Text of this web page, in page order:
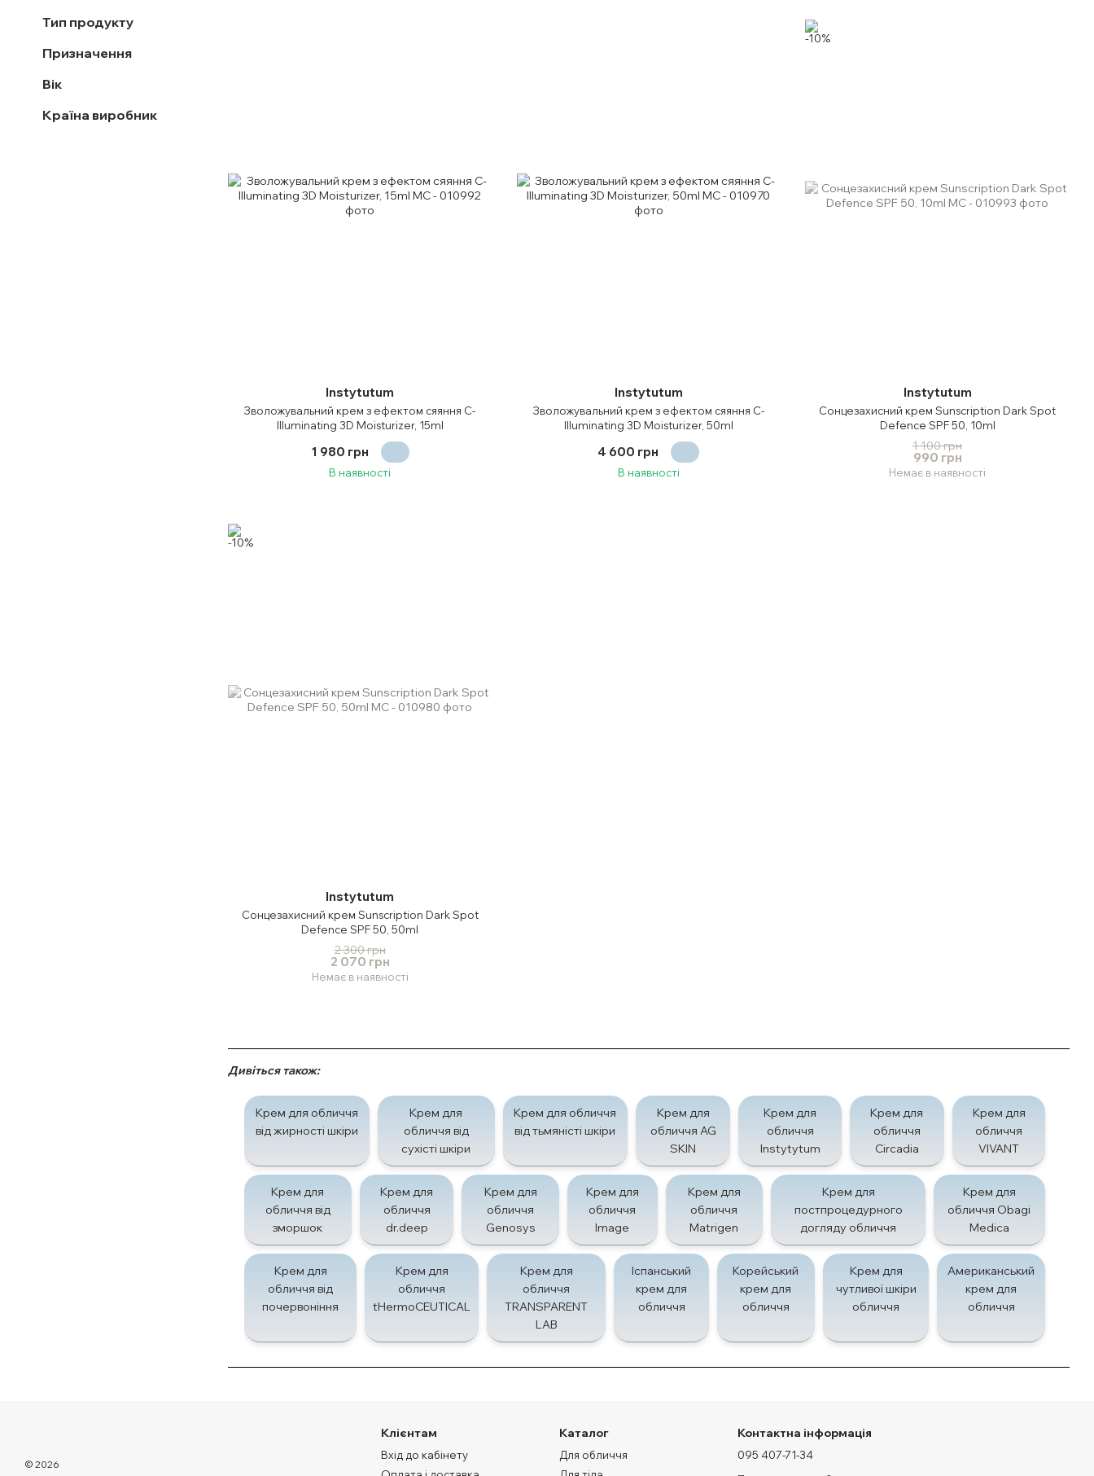
Дивіться також:
Крем для обличчя
від жирності шкіри
Крем для
обличчя від
сухісті шкіри
Крем для обличчя
від тьмяністі шкіри
Крем для
обличчя AG
SKIN
Крем для
обличчя
Instytytum
Крем для
обличчя
Circadia
Крем для
обличчя
VIVANT
Крем для
обличчя від
зморшок
Крем для
обличчя
dr.deep
Крем для
обличчя
Genosys
Крем для
обличчя
Image
Крем для
обличчя
Matrigen
Крем для
постпроцедурного
догляду обличчя
Крем для
обличчя Obagi
Medica
Крем для
обличчя від
почервоніння
Крем для
обличчя
tHermoCEUTICAL
Крем для
обличчя
TRANSPARENT
LAB
Іспанський
крем для
обличчя
Корейський
крем для
обличчя
Крем для
чутливої шкіри
обличчя
Американський
крем для
обличчя
Instytutum
Зволожувальний крем з ефектом сяяння C-
Illuminating 3D Moisturizer, 15ml
1 980 грн
В наявності
Instytutum
Зволожувальний крем з ефектом сяяння C-
Illuminating 3D Moisturizer, 50ml
4 600 грн
В наявності
Instytutum
Сонцезахисний крем Sunscription Dark Spot
Defence SPF 50, 10ml
1 100 грн
990 грн
Немає в наявності
Instytutum
Сонцезахисний крем Sunscription Dark Spot
Defence SPF 50, 50ml
2 300 грн
2 070 грн
Немає в наявності
Тип продукту
Призначення
Вік
Країна виробник
© 2026
Клієнтам
Вхід до кабінету
Каталог
Для обличчя
Контактна інформація
095 407-71-34